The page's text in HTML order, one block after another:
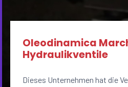
Oleodinamica
Hydraulikventile
Dieses Unternehmen hat die